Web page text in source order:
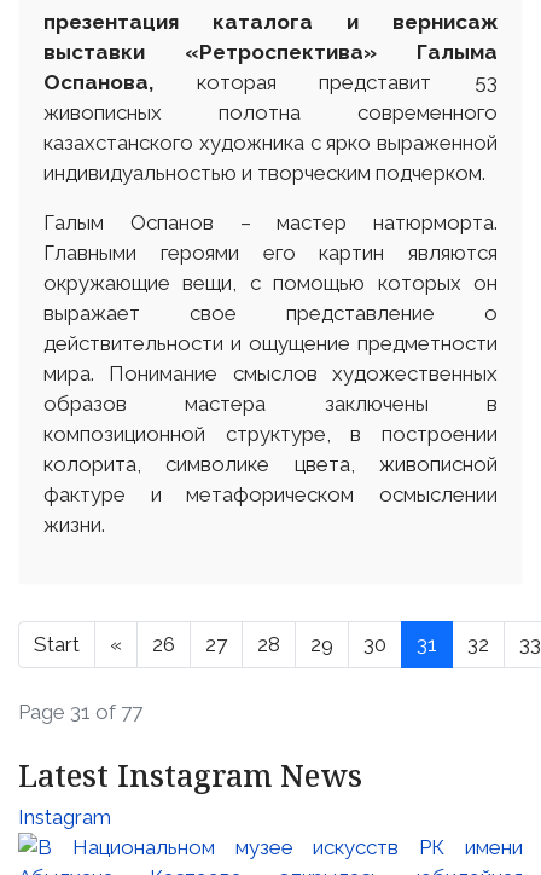
презентация каталога и вернисаж
выставки «Ретроспектива» Галыма
Оспанова, которая представит 53
живописных полотна современного
казахстанского художника с ярко выраженной
индивидуальностью и творческим подчерком.
Галым Оспанов – мастер натюрморта.
Главными героями его картин являются
окружающие вещи, с помощью которых он
выражает свое представление о
действительности и ощущение предметности
мира. Понимание смыслов художественных
образов мастера заключены в
композиционной структуре, в построении
колорита, символике цвета, живописной
фактуре и метафорическом осмыслении
жизни.
Start « 26 27 28 29 30 31 32 33
Page 31 of 77
Latest Instagram News
Instagram